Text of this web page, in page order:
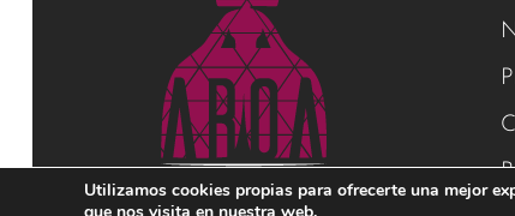
Utilizamos cookies propias para ofrecerte una mejor